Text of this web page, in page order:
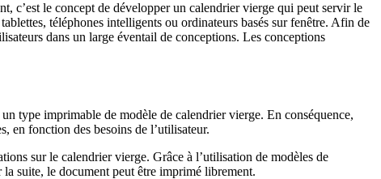
c’est le concept de développer un calendrier vierge qui peut servir le
téléphones intelligents ou ordinateurs basés sur fenêtre. Afin de
dans un large éventail de conceptions. Les conceptions
type imprimable de modèle de calendrier vierge. En conséquence,
en fonction des besoins de l’utilisateur.
sur le calendrier vierge. Grâce à l’utilisation de modèles de
suite, le document peut être imprimé librement.